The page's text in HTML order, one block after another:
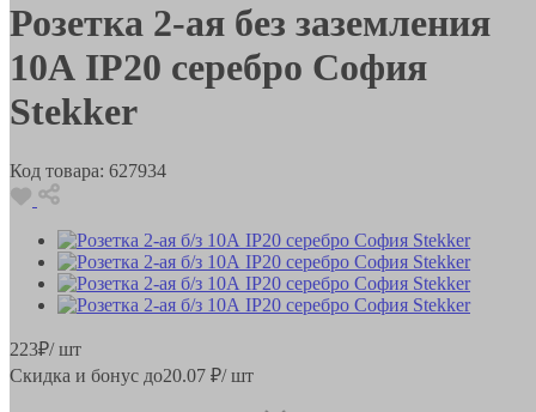
Розетка 2-ая без заземления
10А IP20 серебро София
Stekker
Код товара: 627934
223₽/ шт
Скидка и бонус до20.07 ₽/ шт